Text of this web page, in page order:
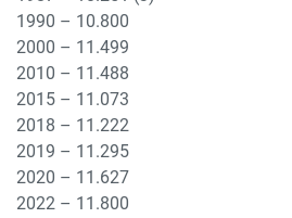
1990 – 10.800
2000 – 11.499
2010 – 11.488
2015 – 11.073
2018 – 11.222
2019 – 11.295
2020 – 11.627
2022 – 11.800